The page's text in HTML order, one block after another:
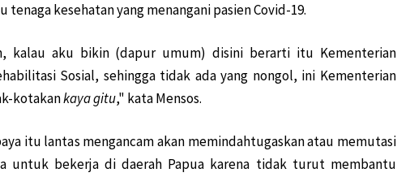
kesehatan yang menangani pasien Covid-19.
kalau aku bikin (dapur umum) disini berarti itu Kementerian
Sosial, sehingga tidak ada yang nongol, ini Kementerian
kotakankayagitu," kata Mensos.
itu lantas mengancam akan memindahtugaskan atau memutasi
untuk bekerja di daerah Papua karena tidak turut membantu